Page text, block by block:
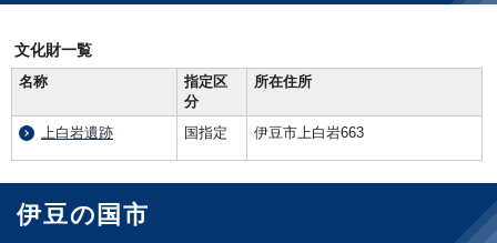
文化財一覧
名称
指定区
分
所在住所
上白岩遺跡 国指定 伊豆市上白岩663
伊豆の国市